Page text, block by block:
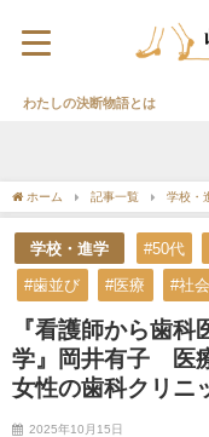
わたしの決断物語とは
ホーム 記事一覧 学校・
学校・進学 #50代
#歯並び #医療 #社
『看護師から歯
学』岡井有子 医
女性の歯科クリニ
2025年10月15日